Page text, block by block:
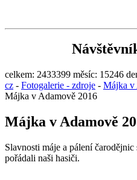
celkem: 2433399 měsíc: 15246
cz - Fotogalerie - zdroje - Májka v
Májka v Adamově 2016
Májka v Adamově
Slavnosti máje a pálení
pořádali naši hasiči.